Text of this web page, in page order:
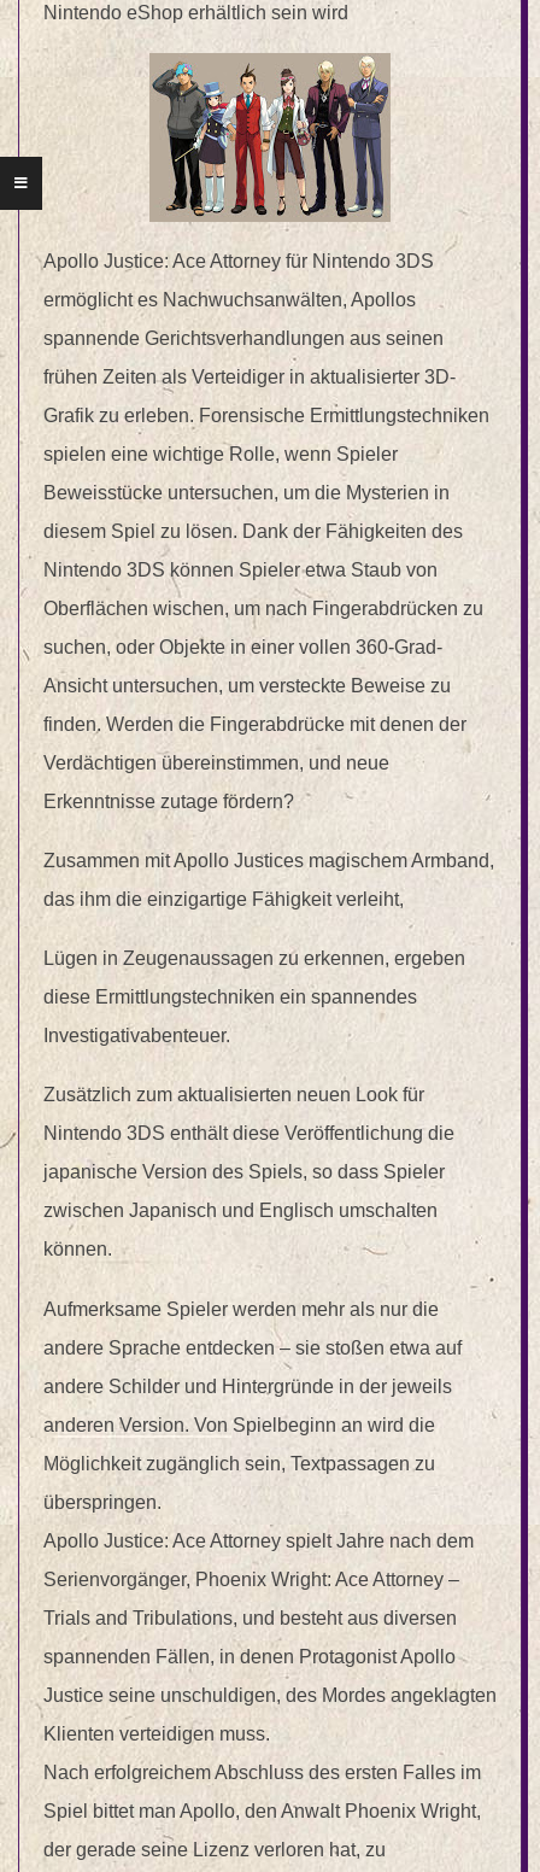
Nintendo eShop erhältlich sein wird
Apollo Justice: Ace Attorney für Nintendo 3DS
ermöglicht es Nachwuchsanwälten, Apollos
spannende Gerichtsverhandlungen aus seinen
frühen Zeiten als Verteidiger in aktualisierter 3D-
Grafik zu erleben. Forensische Ermittlungstechniken
spielen eine wichtige Rolle, wenn Spieler
Beweisstücke untersuchen, um die Mysterien in
diesem Spiel zu lösen. Dank der Fähigkeiten des
Nintendo 3DS können Spieler etwa Staub von
Oberflächen wischen, um nach Fingerabdrücken zu
suchen, oder Objekte in einer vollen 360-Grad-
Ansicht untersuchen, um versteckte Beweise zu
finden. Werden die Fingerabdrücke mit denen der
Verdächtigen übereinstimmen, und neue
Erkenntnisse zutage fördern?
Zusammen mit Apollo Justices magischem Armband,
das ihm die einzigartige Fähigkeit verleiht,
Lügen in Zeugenaussagen zu erkennen, ergeben
diese Ermittlungstechniken ein spannendes
Investigativabenteuer.
Zusätzlich zum aktualisierten neuen Look für
Nintendo 3DS enthält diese Veröffentlichung die
japanische Version des Spiels, so dass Spieler
zwischen Japanisch und Englisch umschalten
können.
Aufmerksame Spieler werden mehr als nur die
andere Sprache entdecken – sie stoßen etwa auf
andere Schilder und Hintergründe in der jeweils
anderen Version. Von Spielbeginn an wird die
Möglichkeit zugänglich sein, Textpassagen zu
überspringen.
Apollo Justice: Ace Attorney spielt Jahre nach dem
Serienvorgänger, Phoenix Wright: Ace Attorney –
Trials and Tribulations, und besteht aus diversen
spannenden Fällen, in denen Protagonist Apollo
Justice seine unschuldigen, des Mordes angeklagten
Klienten verteidigen muss.
Nach erfolgreichem Abschluss des ersten Falles im
Spiel bittet man Apollo, den Anwalt Phoenix Wright,
der gerade seine Lizenz verloren hat, zu